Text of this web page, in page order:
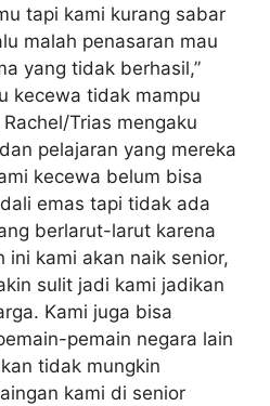
tapi kami kurang sabar
malah penasaran mau
yang tidak berhasil,”
kecewa tidak mampu
Trias mengaku
pelajaran yang mereka
kecewa belum bisa
emas tapi tidak ada
berlarut-larut karena
ini kami akan naik senior,
sulit jadi kami jadikan
Kami juga bisa
pemain negara lain
tidak mungkin
kami di senior